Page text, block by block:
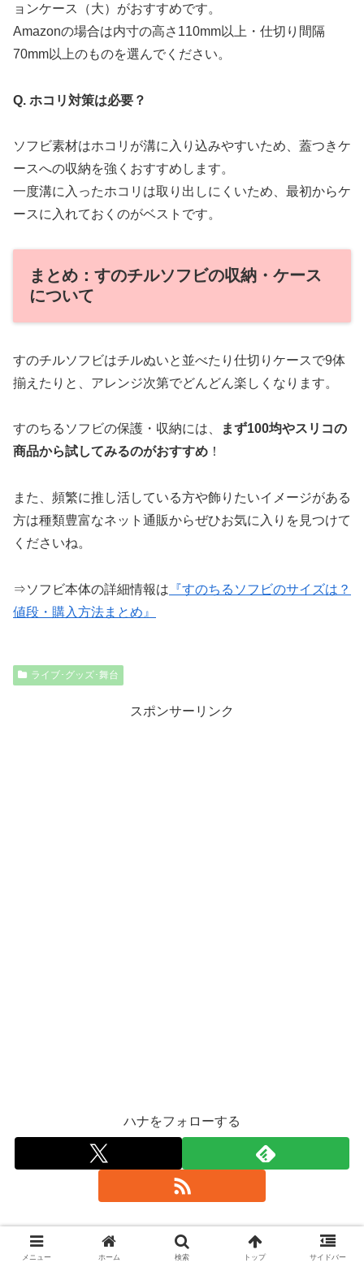
ョンケース（大）がおすすめです。
Amazonの場合は内寸の高さ110mm以上・仕切り間隔
70mm以上のものを選んでください。
Q. ホコリ対策は必要？
ソフビ素材はホコリが溝に入り込みやすいため、蓋つきケ
ースへの収納を強くおすすめします。
一度溝に入ったホコリは取り出しにくいため、最初からケ
ースに入れておくのがベストです。
まとめ：すのチルソフビの収納・ケース
について
すのチルソフビはチルぬいと並べたり仕切りケースで9体
揃えたりと、アレンジ次第でどんどん楽しくなります。
すのちるソフビの保護・収納には、
まず100均やスリコの
商品から試してみるのがおすすめ ！
また、頻繁に推し活している方や飾りたいイメージがある
方は種類豊富なネット通販からぜひお気に入りを見つけて
くださいね。
⇒ソフビ本体の詳細情報は 『すのちるソフビのサイズは？
値段・購入方法まとめ』
ライブ･グッズ･舞台
スポンサーリンク
ハナをフォローする
メニュー ホーム 検索 トップ サイドバー